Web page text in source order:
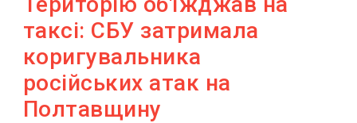
таксі: СБУ затримала
коригувальника
російських атак на
Полтавщину